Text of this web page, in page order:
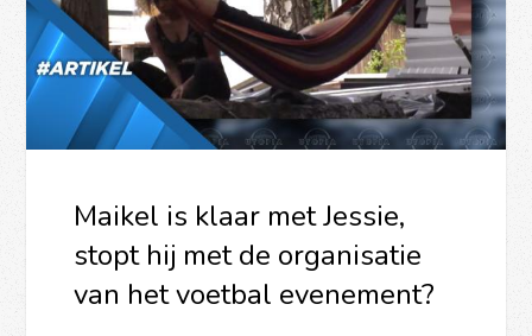
Maikel is klaar met Jessie,
stopt hij met de organisatie
van het voetbal evenement?